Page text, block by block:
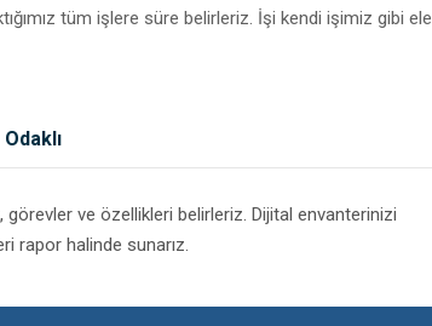
tüm işlere süre belirleriz. İşi kendi işimiz gibi ele
ve özellikleri belirleriz. Dijital envanterinizi
rapor halinde sunarız.